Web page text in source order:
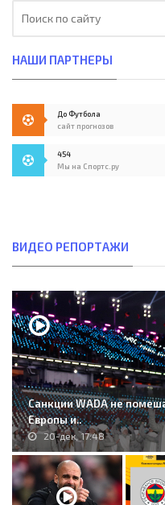
НАШИ ПАРТНЕРЫ
До Футбола
сайт прогнозов
454
Мы на Спортс.ру
ВИДЕО РЕПОРТАЖИ
Санкции WADA не
Европы и..
20-дек, 17:48